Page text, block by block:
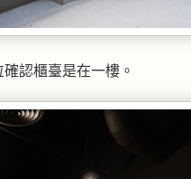
認櫃臺是在一樓。